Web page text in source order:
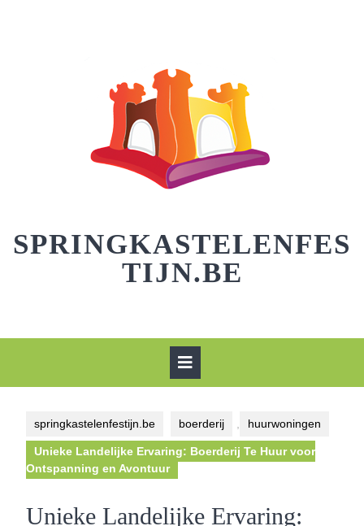
SPRINGKASTELENFES
TIJN.BE
springkastelenfestijn.be boerderij huurwoningen
Unieke Landelijke Ervaring: Boerderij Te Huur voor
Ontspanning en Avontuur
Unieke Landelijke Ervaring: